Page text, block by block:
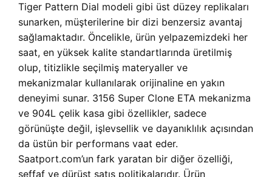
Tiger Pattern Dial modeli gibi üst düzey replikaları
sunarken, müşterilerine bir dizi benzersiz avantaj
sağlamaktadır. Öncelikle, ürün yelpazemizdeki her
saat, en yüksek kalite standartlarında üretilmiş
olup, titizlikle seçilmiş materyaller ve
mekanizmalar kullanılarak orijinaline en yakın
deneyimi sunar. 3156 Super Clone ETA mekanizma
ve 904L çelik kasa gibi özellikler, sadece
görünüşte değil, işlevsellik ve dayanıklılık açısından
da üstün bir performans vaat eder.
Saatport.com’un fark yaratan bir diğer özelliği,
şeffaf ve dürüst satış politikalarıdır. Ürün